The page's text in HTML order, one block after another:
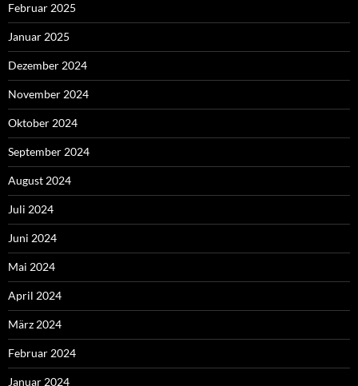
Februar 2025
Januar 2025
Dezember 2024
November 2024
Oktober 2024
September 2024
August 2024
Juli 2024
Juni 2024
Mai 2024
April 2024
März 2024
Februar 2024
Januar 2024